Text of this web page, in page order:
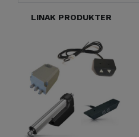
LINAK PRODUKTER